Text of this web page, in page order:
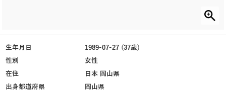
生年月日
1989-07-27 (37歳)
性別
女性
在住
日本 岡山県
出身都道府県
岡山県